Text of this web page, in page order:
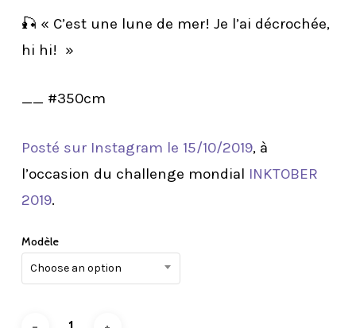
🎣 « C’est une lune de mer! Je l’ai décrochée,
hi hi! »
__ #350cm
Posté sur Instagram le 15/10/2019, à
l’occasion du challenge mondial INKTOBER
2019.
Modèle
Choose an option